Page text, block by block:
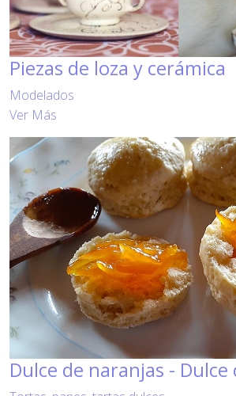
Piezas de loza y cerámica
Modelados
Ver Más
Dulce de naranjas - Dulce